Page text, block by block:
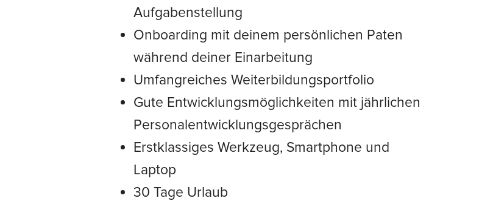
Aufgabenstellung
Onboarding mit deinem persönlichen Paten
während deiner Einarbeitung
Umfangreiches Weiterbildungsportfolio
Gute Entwicklungsmöglichkeiten mit jährlichen
Personalentwicklungsgesprächen
Erstklassiges Werkzeug, Smartphone und
Laptop
30 Tage Urlaub